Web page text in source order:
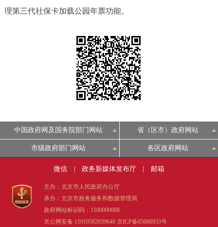
法人服务
利企服务
中介服务 阳光政务
政民互动
参与调查 在线访谈
理第三代社保卡加载公园年票功能。
中国政府网及国务院部门网站 省（区市）政府网站
市级政府部门网站 各区政府网站
微信 政务新媒体发布厅 邮箱
主办：北京市人民政府办公厅
承办：北京市政务服务和数据管理局
政府网站标识码：1100000088
京公网安备 11010502039640 京ICP备05060933号